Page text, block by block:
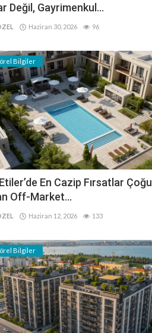
Değil, Gayrimenkul...
Haziran 30, 2026 96
Bilgiler
En Cazip Fırsatlar Çoğu
Off-Market...
Haziran 12, 2026 133
Bilgiler